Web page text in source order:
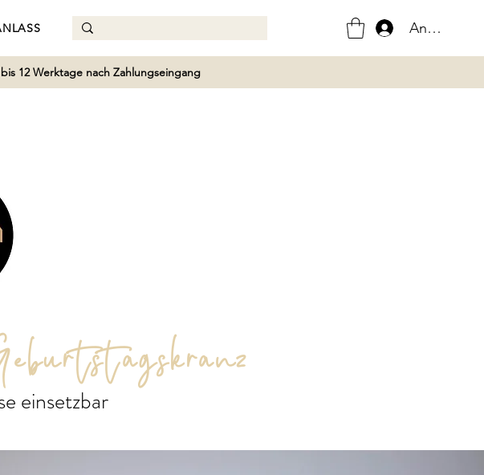
Anmelden
12 Werktage nach Zahlungseingang
burtstagskranz
einsetzbar